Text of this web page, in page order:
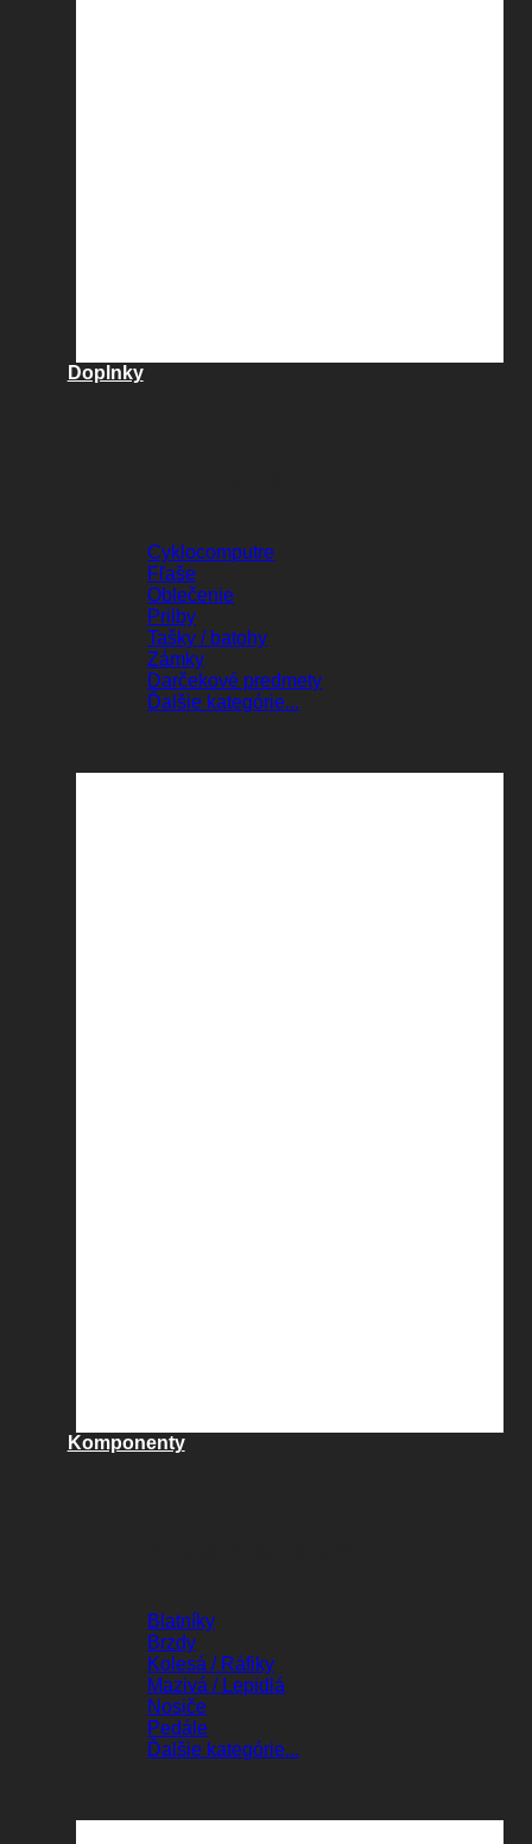
Doplnky
Cyklocomputre
Fľaše
Oblečenie
Prilby
Tašky / batohy
Zámky
Darčekové predmety
Ďalšie kategórie...
Komponenty
Blatníky
Brzdy
Kolesá / Ráfiky
Mazivá / Lepidlá
Nosiče
Pedále
Ďalšie kategórie...